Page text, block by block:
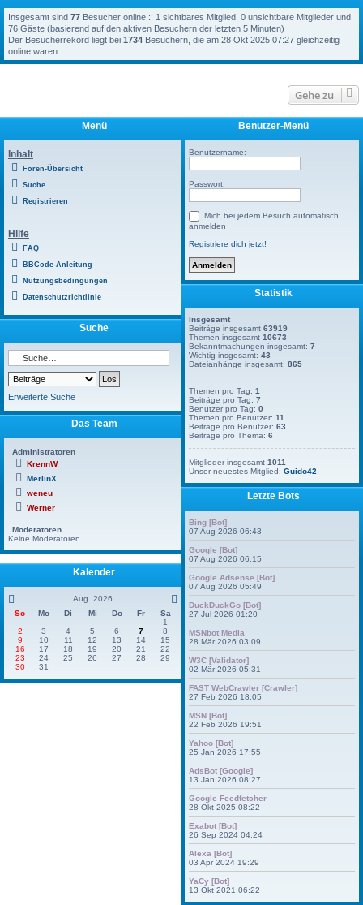
Insgesamt sind 77 Besucher online :: 1 sichtbares Mitglied, 0 unsichtbare Mitglieder und
76 Gäste (basierend auf den aktiven Besuchern der letzten 5 Minuten)
Der Besucherrekord liegt bei 1734 Besuchern, die am 28 Okt 2025 07:27 gleichzeitig
online waren.
Gehe zu
Menü
Inhalt
Foren-Übersicht
Suche
Registrieren
Hilfe
FAQ
BBCode-Anleitung
Nutzungsbedingungen
Datenschutzrichtlinie
Suche
Erweiterte Suche
Das Team
Administratoren
KrennW
MerlinX
weneu
Werner
Moderatoren
Keine Moderatoren
Kalender
Aug. 2026
So
Mo Di Mi Do Fr
Sa
1
2
3 4 5 6 7
8
9
10 11 12 13 14
15
16
17 18 19 20 21
22
23
24 25 26 27 28
29
30
31
Benutzer-Menü
Benutzername:
Passwort:
Mich bei jedem Besuch automatisch
anmelden
Registriere dich jetzt!
Statistik
Insgesamt
Beiträge insgesamt63919
Themen insgesamt10673
Bekanntmachungen insgesamt:7
Wichtig insgesamt:43
Dateianhänge insgesamt:865
Themen pro Tag:1
Beiträge pro Tag:7
Benutzer pro Tag:0
Themen pro Benutzer:11
Beiträge pro Benutzer:63
Beiträge pro Thema:6
Mitglieder insgesamt1011
Unser neuestes Mitglied:Guido42
Letzte Bots
Bing [Bot]
07 Aug 2026 06:43
Google [Bot]
07 Aug 2026 06:15
Google Adsense [Bot]
07 Aug 2026 05:49
DuckDuckGo [Bot]
27 Jul 2026 01:20
MSNbot Media
28 Mär 2026 03:09
W3C [Validator]
02 Mär 2026 05:31
FAST WebCrawler [Crawler]
27 Feb 2026 18:05
MSN [Bot]
22 Feb 2026 19:51
Yahoo [Bot]
25 Jan 2026 17:55
AdsBot [Google]
13 Jan 2026 08:27
Google Feedfetcher
28 Okt 2025 08:22
Exabot [Bot]
26 Sep 2024 04:24
Alexa [Bot]
03 Apr 2024 19:29
YaCy [Bot]
13 Okt 2021 06:22